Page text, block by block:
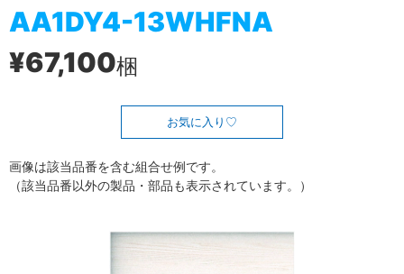
AA1DY4-13WHFNA
¥67,100梱
お気に入り
画像は該当品番を含む組合せ例です。
（該当品番以外の製品・部品も表示されています。）